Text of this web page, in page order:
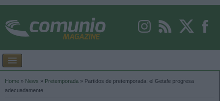
Home » News » Pretemporada » Partidos de pretemporada: el Getafe progresa
adecuadamente